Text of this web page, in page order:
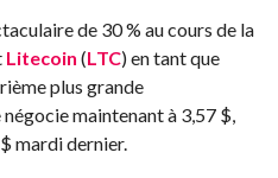
de 30 % au cours de la
Litecoin (LTC) en tant que
plus grande
maintenant à 3,57 $,
mardi dernier.